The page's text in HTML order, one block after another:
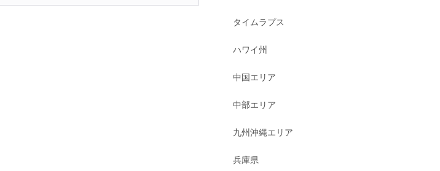
タイムラプス
ハワイ州
中国エリア
中部エリア
九州沖縄エリア
兵庫県